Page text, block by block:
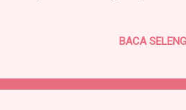
minuman bergulaa..... maka, Berasa
tubuh kita, dgn mengonsumsi
BACA